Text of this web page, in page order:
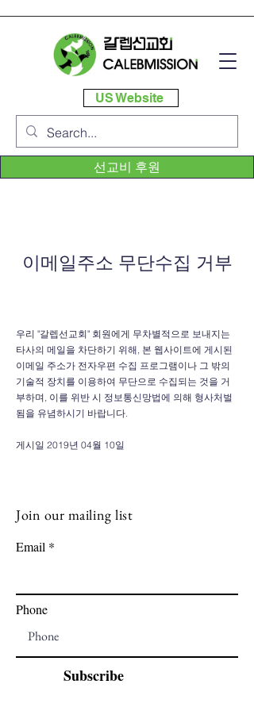
US Website
선교비 후원
이메일주소 무단수집 거부
우리 "갈렙선교회" 회원에게 무차별적으로 보내지는
타사의 메일을 차단하기 위해, 본 웹사이트에 게시된
이메일 주소가 전자우편 수집 프로그램이나 그 밖의
기술적 장치를 이용하여 무단으로 수집되는 것을 거
부하며, 이를 위반 시 정보통신망법에 의해 형사처벌
됨을 유념하시기 바랍니다.
게시일 2019년 04월 10일
Join our mailing list
Email
Phone
Subscribe